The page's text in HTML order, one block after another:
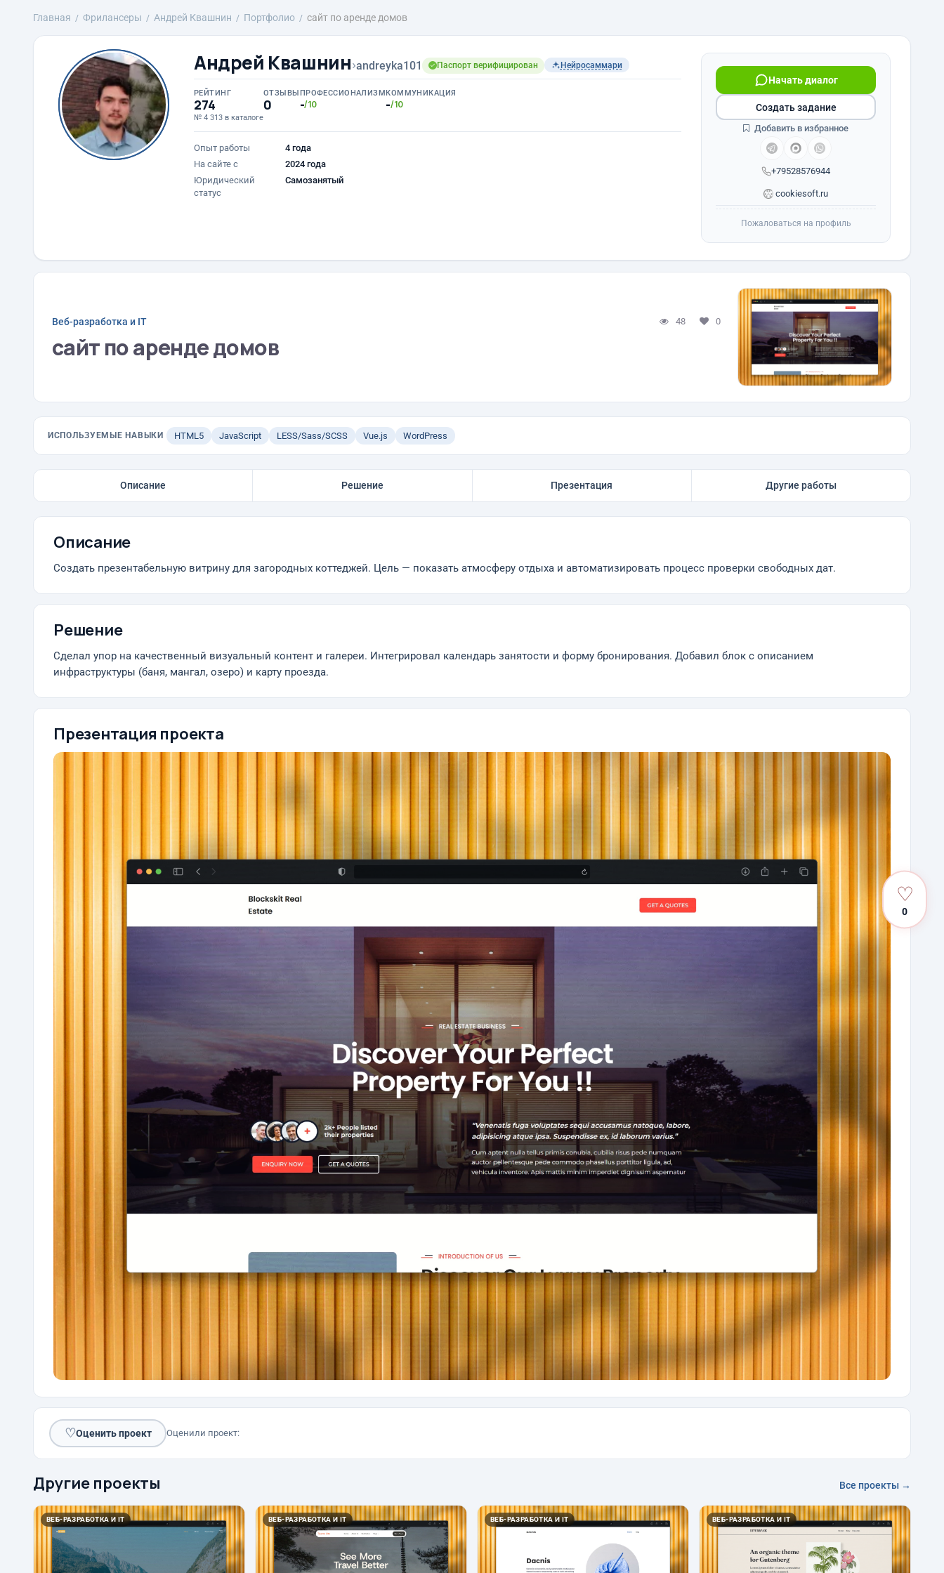
Главная Фрилансеры Андрей Квашнин Портфолио сайт по аренде домов
Андрей Квашнин›andreyka101 Паспорт верифицирован Нейросаммари
РЕЙТИНГ
274
№ 4 313 в каталоге
ОТЗЫВЫ
0
ПРОФЕССИОНАЛИЗМ
-/10
КОММУНИКАЦИЯ
-/10
Опыт работы
4 года
На сайте с
2024 года
Юридический
статус
Самозанятый
+79528576944
Начать диалог
cookiesoft.ru
Создать задание
Добавить в избранное
Пожаловаться на профиль
Веб-разработка и IT 48 0
сайт по аренде домов
ИСПОЛЬЗУЕМЫЕ НАВЫКИ HTML5 JavaScript LESS/Sass/SCSS Vue.js WordPress
Описание Решение Презентация Другие работы
Описание
Создать презентабельную витрину для загородных коттеджей. Цель — показать атмосферу отдыха и автоматизировать процесс проверки свободных дат.
Решение
Сделал упор на качественный визуальный контент и галереи. Интегрировал календарь занятости и форму бронирования. Добавил блок с описанием
инфраструктуры (баня, мангал, озеро) и карту проезда.
Презентация проекта
♡
0
♡Оценить проект Оценили проект:
Другие проекты Все проекты →
ВЕБ-РАЗРАБОТКА И IT ВЕБ-РАЗРАБОТКА И IT ВЕБ-РАЗРАБОТКА И IT ВЕБ-РАЗРАБОТКА И IT